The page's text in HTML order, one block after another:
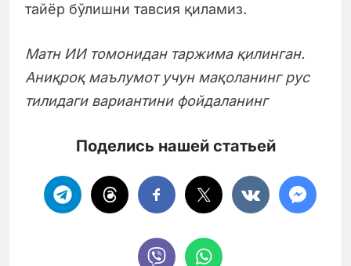
тайёр бўлишни тавсия қиламиз.
Матн ИИ томонидан таржима қилинган.
Аниқроқ маълумот учун мақоланинг рус
тилидаги вариантини фойдаланинг
Поделись нашей статьей